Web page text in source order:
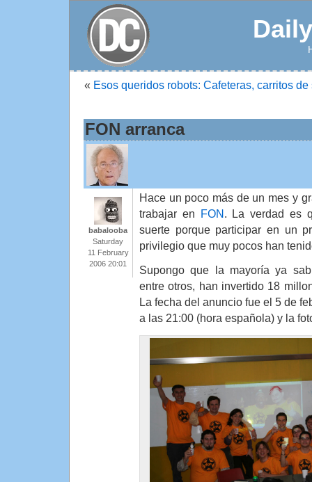
« Esos queridos robots: Cafeteras, carritos
FON arranca
babalooba
Saturday
11 February
2006 20:01
Hace un poco más de un mes y
trabajar en FON . La verdad es
suerte porque participar en un
privilegio que muy pocos han
Supongo que la mayoría ya
entre otros, han invertido 18
La fecha del anuncio fue el 5 de
a las 21:00 (hora española) y la